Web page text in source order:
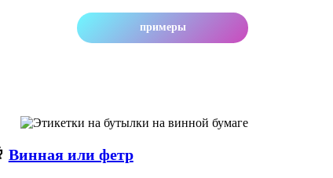
примеры
Винная или фетр